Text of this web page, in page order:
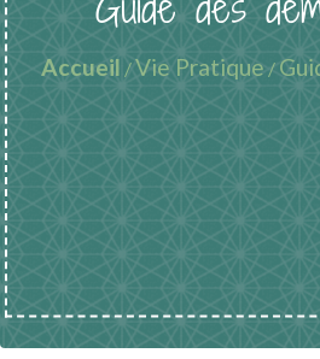
Accueil /Vie Pratique /